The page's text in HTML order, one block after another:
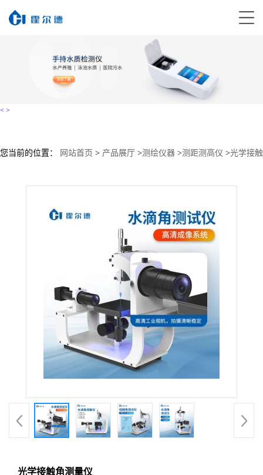
< >
您当前的位置： 网站首页 > 产品展厅 >测绘仪器 >测距测高仪 >光学接触
光学接触角测量仪